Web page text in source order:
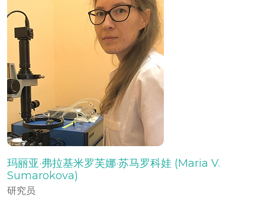
玛丽亚·弗拉基米罗芙娜·苏马罗科娃 (Maria V.
Sumarokova)
研究员